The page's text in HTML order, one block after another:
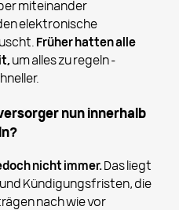
miteinander
elektronische
Früher hatten alle
um alles zu regeln –
nun innerhalb
nicht immer. Das liegt
Kündigungsfristen, die
nach wie vor